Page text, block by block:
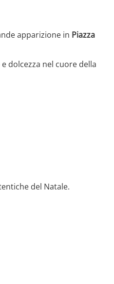
apparizione in Piazza
dolcezza nel cuore della
del Natale.